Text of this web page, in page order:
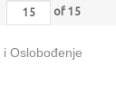
of 15
Oslobođenje